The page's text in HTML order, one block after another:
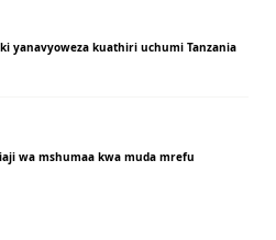
yanavyoweza kuathiri uchumi Tanzania
wa mshumaa kwa muda mrefu